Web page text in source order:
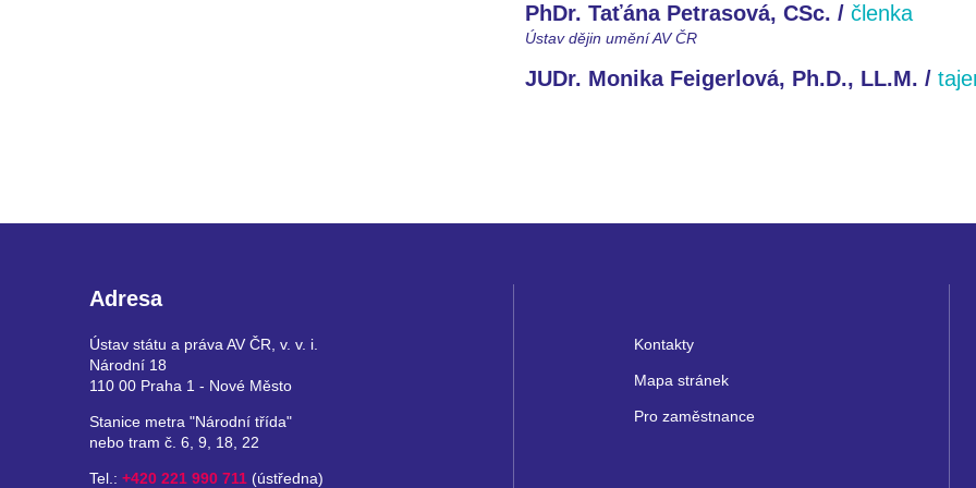
PhDr. Taťána Petrasová, CSc. / členka
Ústav dějin umění AV ČR
JUDr. Monika Feigerlová, Ph.D., LL.M. /
Adresa
Ústav státu a práva AV ČR, v. v. i.
Národní 18
110 00 Praha 1 - Nové Město
Stanice metra "Národní třída"
nebo tram č. 6, 9, 18, 22
Tel.: +420 221 990 711 (ústředna)
Kontakty
Mapa stránek
Pro zaměstnance